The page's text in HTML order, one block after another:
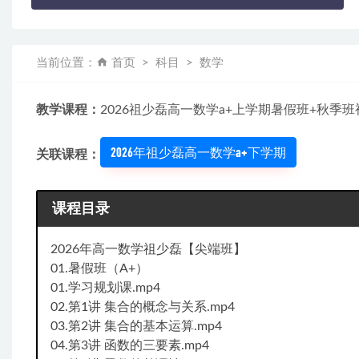
当前位置： 首页 科目 数学
教学课程： 2026祖少磊高一数学a+上学期暑假班+秋季
关联课程： 2026年祖少磊高一数学a+下学期
课程目录
2026年高一数学祖少磊【尖端班】
01.暑假班（A+）
01.学习规划课.mp4
02.第1讲 集合的概念与关系.mp4
03.第2讲 集合的基本运算.mp4
04.第3讲 函数的三要素.mp4